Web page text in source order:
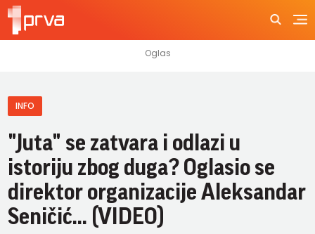
INFO
"Juta" se zatvara i odlazi u
istoriju zbog duga? Oglasio se
direktor organizacije Aleksandar
Seničić... (VIDEO)